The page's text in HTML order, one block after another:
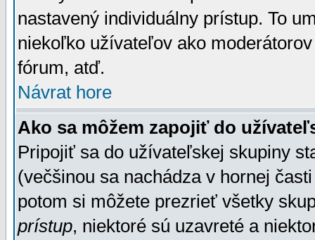
nastavený individuálny prístup. To
niekoľko užívateľov ako
fórum, atď.
Návrat hore
Ako sa môžem zapojiť do
Pripojiť sa do užívateľskej skupiny
(večšinou sa nachádza v hornej
potom si môžete prezrieť všetky
prístup, niektoré sú uzavreté a